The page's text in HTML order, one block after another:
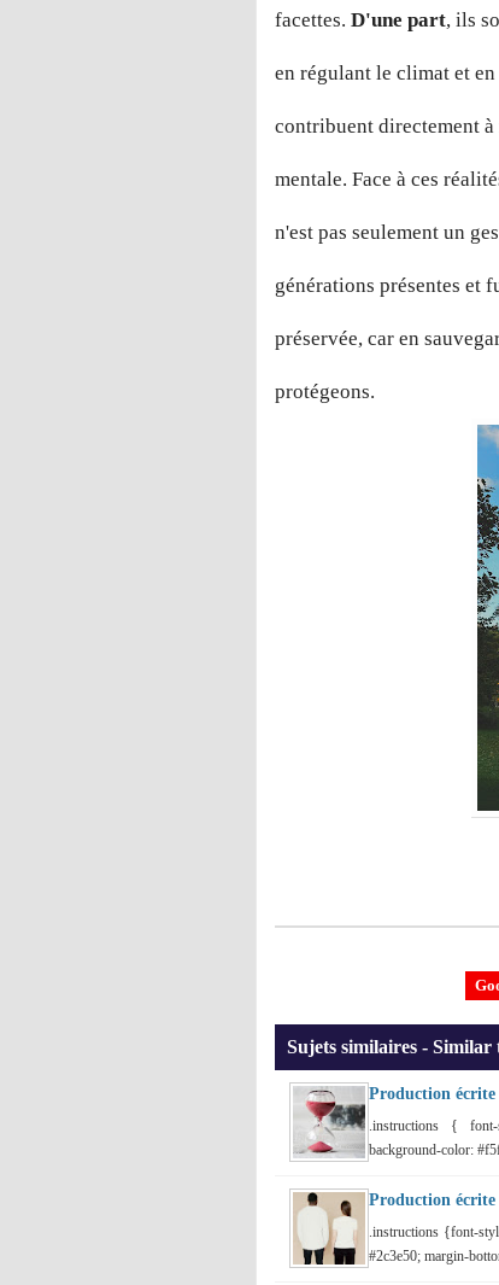
facettes. D'une part, ils
en régulant le climat et
contribuent directement
mentale. Face à ces
n'est pas seulement un
générations présentes et
préservée, car en
protégeons.
Sujets similaires - Similar
Production
.instructions {
background-color:
Production écrite
.instructions {font-
#2c3e50; margin-